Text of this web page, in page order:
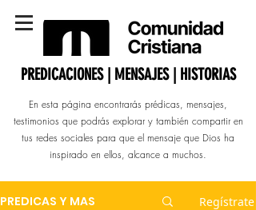
PREDICACIONES | MENSAJES | HISTORIAS
En esta página encontrarás prédicas, mensajes,
testimonios que podrás explorar y también compartir en
tus redes sociales para que el mensaje que Dios ha
inspirado en ellos, alcance a muchos.
PREDICAS Y MAS Regístrate